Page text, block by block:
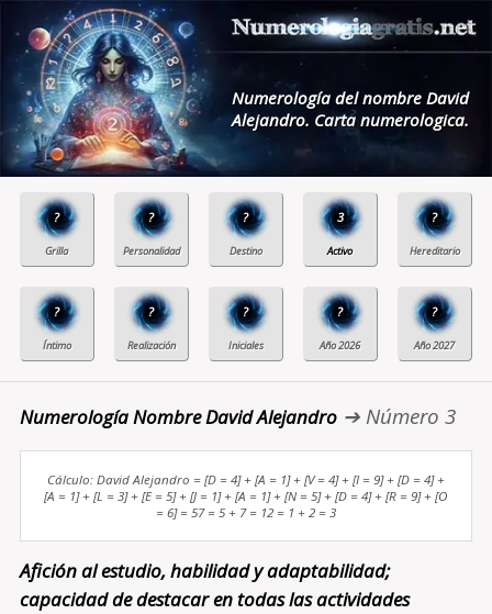
Numerología del nombre David
Alejandro. Carta numerologica.
? ? ? 3 ?
? ? ? ? ?
Numerología Nombre David Alejandro➔ Número 3
Cálculo: David Alejandro = [D = 4] + [A = 1] + [V = 4] + [I = 9] + [D = 4] +
[A = 1] + [L = 3] + [E = 5] + [J = 1] + [A = 1] + [N = 5] + [D = 4] + [R = 9] + [O
= 6] = 57 = 5 + 7 = 12 = 1 + 2 = 3
Afición al estudio, habilidad y adaptabilidad;
capacidad de destacar en todas las actividades